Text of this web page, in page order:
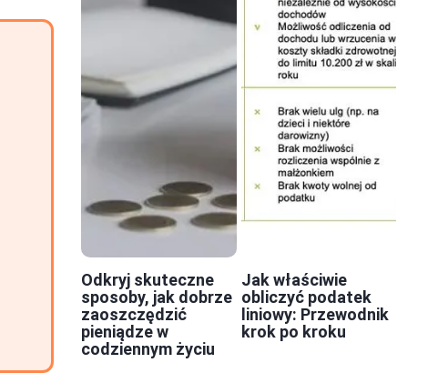
Odkryj skuteczne
sposoby, jak dobrze
zaoszczędzić
pieniądze w
codziennym życiu
Jak właściwie
obliczyć podatek
liniowy: Przewodnik
krok po kroku